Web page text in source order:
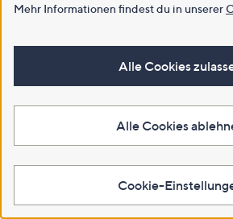
Mehr Informationen findest du in unserer
Alle Cookies
Alle Cookies
Cookie-